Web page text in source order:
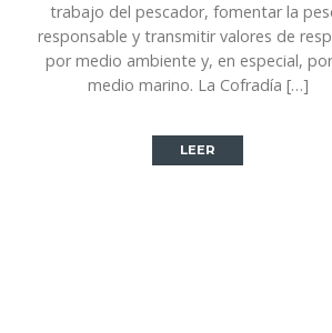
trabajo del pescador, fomentar la
responsable y transmitir valores de
por medio ambiente y, en especial,
medio marino. La Cofradía […]
LEER